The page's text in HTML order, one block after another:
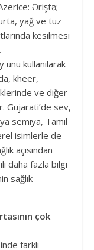
Əriştə;
kesilmesi
kullanılarak
kheer,
ve diğer
Gujarati’de sev,
semiya, Tamil
isimlerle de
açısından
daha fazla bilgi
sağlık
çok
farklı